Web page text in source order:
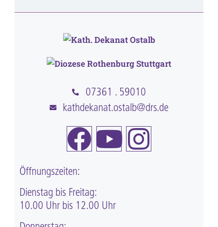
07361 . 59010
kathdekanat.ostalb@drs.de
Öffnungszeiten:
Dienstag bis Freitag:
10.00 Uhr bis 12.00 Uhr